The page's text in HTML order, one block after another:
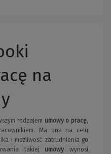
na
rodzajem umowy o pracę,
Ma ona na celu
i możliwość zatrudnienia go
takiej umowy wynosi